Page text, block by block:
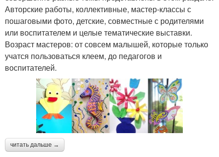
Авторские работы, коллективные, мастер-классы с
пошаговыми фото, детские, совместные с родителями
или воспитателем и целые тематические выставки.
Возраст мастеров: от совсем малышей, которые только
учатся пользоваться клеем, до педагогов и
воспитателей.
читать дальше →